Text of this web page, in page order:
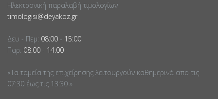
Ηλεκτρονική παραλαβή τιμολογίων
timologisi@deyakoz.gr
Δευ - Πεμ: 08:00 - 15:00
Παρ: 08:00 - 14:00
«Τα ταμεία της επιχείρησης λειτουργούν καθημερινά απο τις
07:30 έως τις 13:30 »